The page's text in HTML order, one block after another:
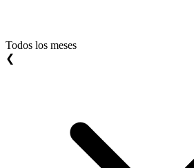
Todos los meses
❮